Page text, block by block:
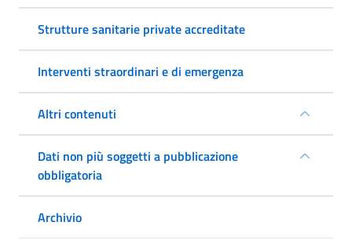
Strutture sanitarie private accreditate
Interventi straordinari e di emergenza
Altri contenuti
Dati non più soggetti a pubblicazione
obbligatoria
Archivio